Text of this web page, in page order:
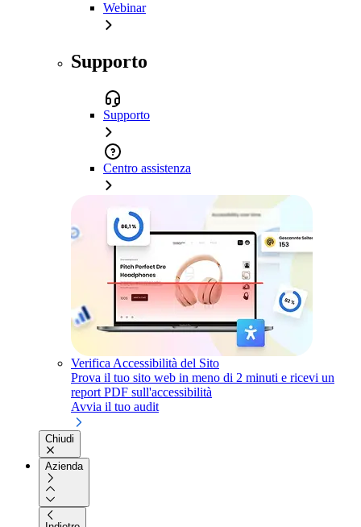
Webinar
Supporto
Supporto
Centro assistenza
Verifica Accessibilità del Sito
Prova il tuo sito web in meno di 2 minuti e ricevi un
report PDF sull'accessibilità
Avvia il tuo audit
Chiudi
Azienda